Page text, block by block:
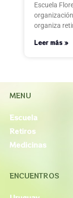
Escuela
organiza
Leer más »
MENU
Escuela
Retiros
Medicinas
ENCUENTROS